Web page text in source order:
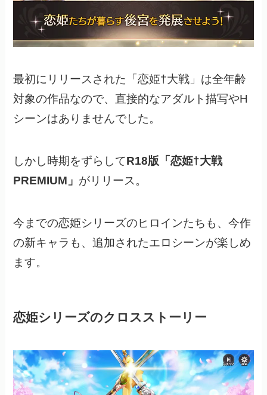
最初にリリースされた「恋姫†大戦」は全年齢
対象の作品なので、直接的なアダルト描写やH
シーンはありませんでした。
しかし時期をずらしてR18版「恋姫†大戦
PREMIUM」 がリリース。
今までの恋姫シリーズのヒロインたちも、今作
の新キャラも、追加されたエロシーンが楽しめ
ます。
恋姫シリーズのクロスストーリー